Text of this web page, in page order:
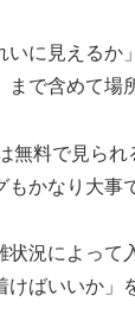
いに見えるか
で含めて場
無料で見ら
かなり大事
状況によって
けばいいか」